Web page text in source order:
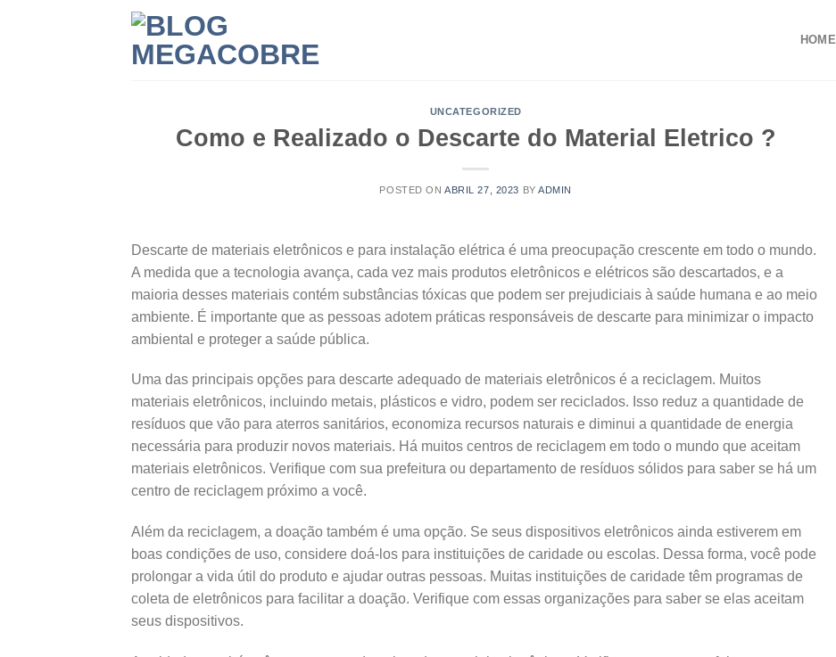
HOME
UNCATEGORIZED
Como e Realizado o Descarte do Material Eletrico ?
POSTED ONABRIL 27, 2023 BYADMIN
Descarte de materiais eletrônicos e para instalação elétrica é uma preocupação crescente em todo o mundo.
A medida que a tecnologia avança, cada vez mais produtos eletrônicos e elétricos são descartados, e a
maioria desses materiais contém substâncias tóxicas que podem ser prejudiciais à saúde humana e ao meio
ambiente. É importante que as pessoas adotem práticas responsáveis de descarte para minimizar o impacto
ambiental e proteger a saúde pública.
Uma das principais opções para descarte adequado de materiais eletrônicos é a reciclagem. Muitos
materiais eletrônicos, incluindo metais, plásticos e vidro, podem ser reciclados. Isso reduz a quantidade de
resíduos que vão para aterros sanitários, economiza recursos naturais e diminui a quantidade de energia
necessária para produzir novos materiais. Há muitos centros de reciclagem em todo o mundo que aceitam
materiais eletrônicos. Verifique com sua prefeitura ou departamento de resíduos sólidos para saber se há um
centro de reciclagem próximo a você.
Além da reciclagem, a doação também é uma opção. Se seus dispositivos eletrônicos ainda estiverem em
boas condições de uso, considere doá-los para instituições de caridade ou escolas. Dessa forma, você pode
prolongar a vida útil do produto e ajudar outras pessoas. Muitas instituições de caridade têm programas de
coleta de eletrônicos para facilitar a doação. Verifique com essas organizações para saber se elas aceitam
seus dispositivos.